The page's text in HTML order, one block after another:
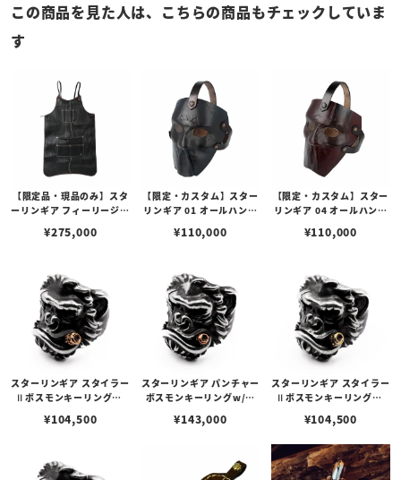
この商品を見た人は、こちらの商品もチェックしていま
す
【限定品・現品のみ】スタ
ーリンギア フィーリージェ
ンビルフォールド w/スカ
¥275,000
【限定・カスタム】スター
リンギア 01 オールハンド
タンプ/ブラック
¥110,000
【限定・カスタム】スター
リンギア 04 オールハンド
タンプ/レッドブラウン
¥110,000
スターリンギア スタイラー
Ⅱボスモンキーリングw/
¥104,500
スターリンギア パンチャー
ボスモンキーリングw/コ
¥143,000
スターリンギア スタイラー
Ⅱボスモンキーリングw/
¥104,500